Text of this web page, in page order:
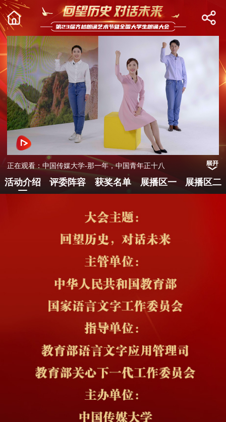
正在观看：中国传媒大学-那一年，中国青年正十八
活动介绍 评委阵容 获奖名单 展播区一 展播区二